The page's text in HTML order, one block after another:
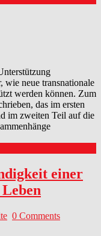
neue transnationale
werden können. Zum
das im ersten
im zweiten Teil auf die
einer
0 Comments